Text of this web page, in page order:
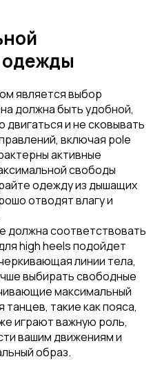
одежды
является выбор
должна быть удобной,
и не сковывать
включая pole
активные
свободы
одежду из дышащих
отводят влагу и
должна соответствовать
high heels подойдет
линии тела,
выбирать свободные
максимальный
такие как пояса,
играют важную роль,
вашим движениям и
образ.